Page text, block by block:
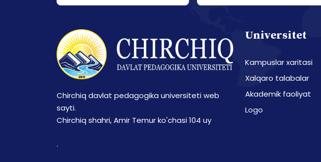
Chirchiq davlat pedagogika universiteti web
sayti.
Chirchiq shahri, Amir Temur ko'chasi 104 uy
.
Universitet
Kampuslar xaritasi
Xalqaro talabalar
Akademik faoliyat
Logo